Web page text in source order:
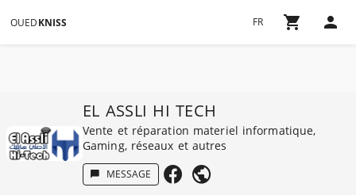
OUEDKNISS FR
EL ASSLI HI TECH
Vente et réparation materiel informatique,
Gaming, réseaux et autres
MESSAGE